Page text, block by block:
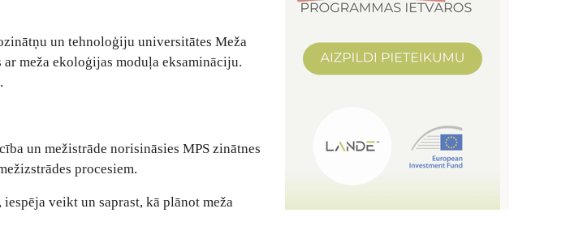
un tehnoloģiju universitātes Meža
meža ekoloģijas moduļa eksamināciju.
un mežistrāde norisināsies MPS zinātnes
procesiem.
veikt un saprast, kā plānot meža